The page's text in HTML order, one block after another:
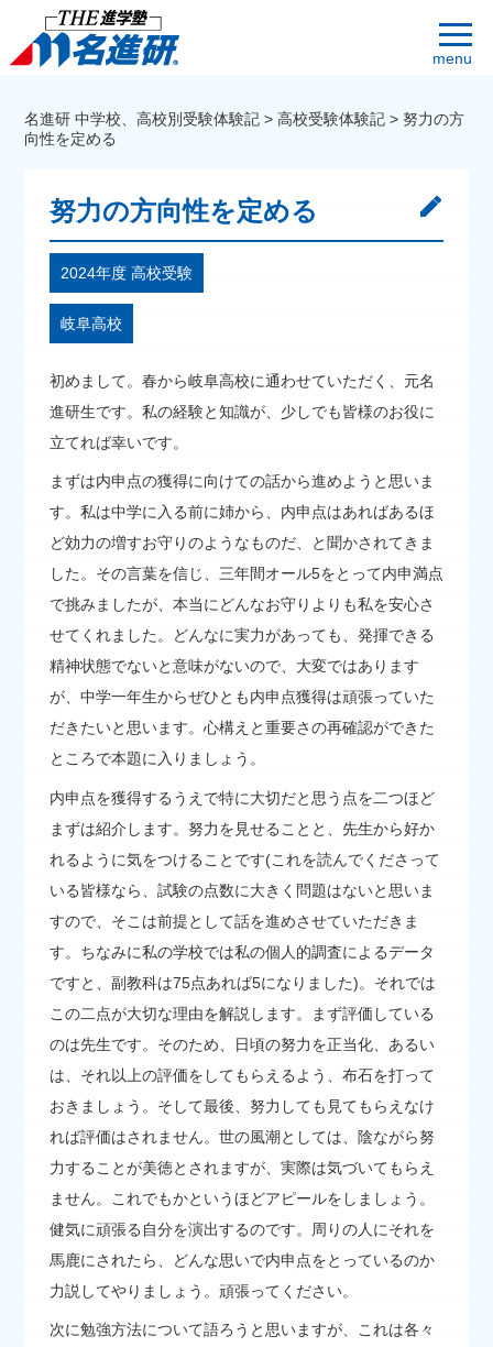
menu
名進研 中学校、高校別受験体験記 >高校受験体験記 > 努力の方
向性を定める
努力の方向性を定める
2024年度 高校受験
岐阜高校
初めまして。春から岐阜高校に通わせていただく、元名
進研生です。私の経験と知識が、少しでも皆様のお役に
立てれば幸いです。
まずは内申点の獲得に向けての話から進めようと思いま
す。私は中学に入る前に姉から、内申点はあればあるほ
ど効力の増すお守りのようなものだ、と聞かされてきま
した。その言葉を信じ、三年間オール5をとって内申満点
で挑みましたが、本当にどんなお守りよりも私を安心さ
せてくれました。どんなに実力があっても、発揮できる
精神状態でないと意味がないので、大変ではあります
が、中学一年生からぜひとも内申点獲得は頑張っていた
だきたいと思います。心構えと重要さの再確認ができた
ところで本題に入りましょう。
内申点を獲得するうえで特に大切だと思う点を二つほど
まずは紹介します。努力を見せることと、先生から好か
れるように気をつけることです(これを読んでくださって
いる皆様なら、試験の点数に大きく問題はないと思いま
すので、そこは前提として話を進めさせていただきま
す。ちなみに私の学校では私の個人的調査によるデータ
ですと、副教科は75点あれば5になりました)。それでは
この二点が大切な理由を解説します。まず評価している
のは先生です。そのため、日頃の努力を正当化、あるい
は、それ以上の評価をしてもらえるよう、布石を打って
おきましょう。そして最後、努力しても見てもらえなけ
れば評価はされません。世の風潮としては、陰ながら努
力することが美徳とされますが、実際は気づいてもらえ
ません。これでもかというほどアピールをしましょう。
健気に頑張る自分を演出するのです。周りの人にそれを
馬鹿にされたら、どんな思いで内申点をとっているのか
力説してやりましょう。頑張ってください。
次に勉強方法について語ろうと思いますが、これは各々